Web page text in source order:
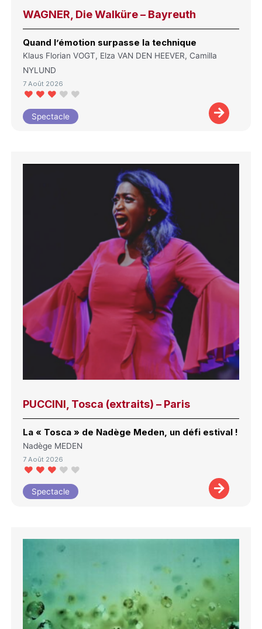
WAGNER, Die Walküre – Bayreuth
Quand l’émotion surpasse la technique
Klaus Florian VOGT, Elza VAN DEN HEEVER, Camilla
NYLUND
7 Août 2026
Spectacle
PUCCINI, Tosca (extraits) – Paris
La « Tosca » de Nadège Meden, un défi estival !
Nadège MEDEN
7 Août 2026
Spectacle